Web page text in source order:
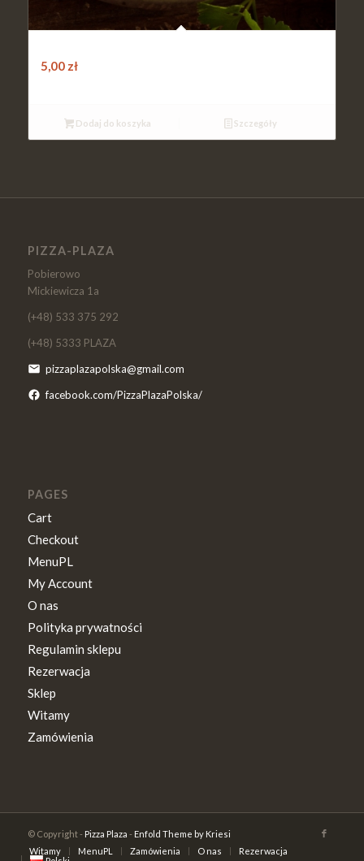
5,00 zł
Dodaj do koszyka Szczegóły
PIZZA-PLAZA
Pobierowo
Mickiewicza 1a
(+48) 533 375 292
(+48) 5333 PLAZA
pizzaplazapolska@gmail.com
facebook.com/PizzaPlazaPolska/
PAGES
Cart
Checkout
MenuPL
My Account
O nas
Polityka prywatności
Regulamin sklepu
Rezerwacja
Sklep
Witamy
Zamówienia
© Copyright - Pizza Plaza - Enfold Theme by Kriesi
Witamy
MenuPL Zamówienia O nas
Rezerwacja